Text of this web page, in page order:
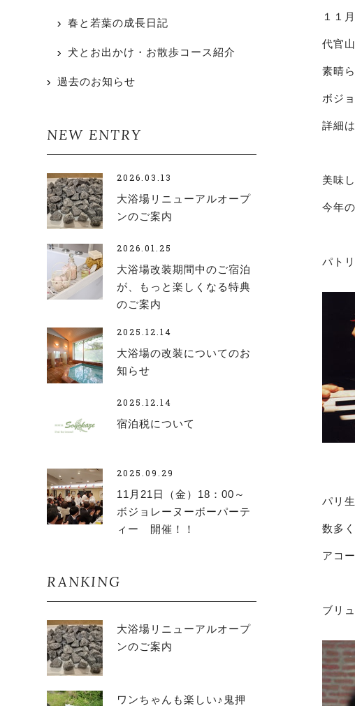
１１
代官
素晴
ボジ
詳細は
美味
今年
パト
パリ
数多
アコ
ブリ
春と若葉の成長日記
犬とお出かけ・お散歩コース紹介
過去のお知らせ
NEW ENTRY
2026.03.13
大浴場リニューアルオープ
ンのご案内
2026.01.25
大浴場改装期間中のご宿泊
が、もっと楽しくなる特典
のご案内
2025.12.14
大浴場の改装についてのお
知らせ
2025.12.14
宿泊税について
2025.09.29
11月21日（金）18：00～
ボジョレーヌーボーパーテ
ィー 開催！！
RANKING
大浴場リニューアルオープ
ンのご案内
ワンちゃんも楽しい♪鬼押